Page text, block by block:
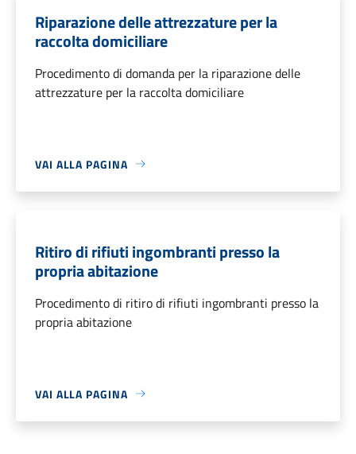
Riparazione delle attrezzature per la
raccolta domiciliare
Procedimento di domanda per la riparazione delle
attrezzature per la raccolta domiciliare
VAI ALLA PAGINA
Ritiro di rifiuti ingombranti presso la
propria abitazione
Procedimento di ritiro di rifiuti ingombranti presso la
propria abitazione
VAI ALLA PAGINA